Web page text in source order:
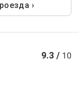
›
9.3 / 10